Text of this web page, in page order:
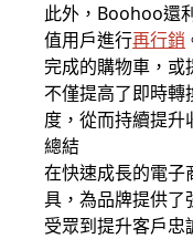
此外，Boohoo還
值用戶進行再行銷
完成的購物車，或
不僅提高了即時
度，從而持續提升
總結
在快速成長的電子
具，為品牌提供了
受眾到提升客戶